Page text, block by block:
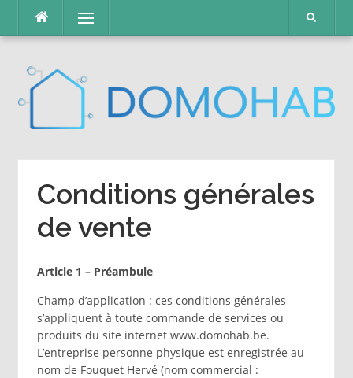
content
Menu
Conditions générales
de vente
Article 1 – Préambule
Champ d’application : ces conditions générales
s’appliquent à toute commande de services ou
produits du site internet www.domohab.be.
L’entreprise personne physique est enregistrée au
nom de Fouquet Hervé (nom commercial :